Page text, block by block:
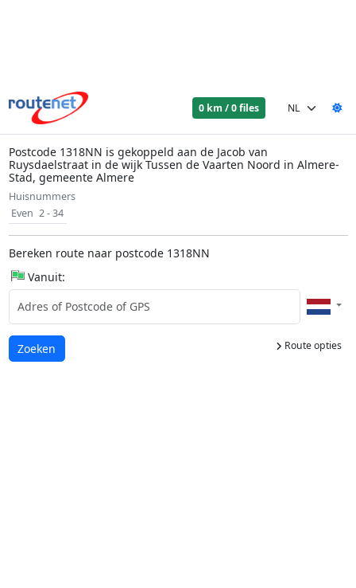
0 km / 0 files
Postcode 1318NN is gekoppeld aan de Jacob van
Ruysdaelstraat in de wijk Tussen de Vaarten Noord in Almere-
Stad, gemeente Almere
Huisnummers
Even 2 - 34
Bereken route naar postcode 1318NN
Vanuit:
Route opties
Laden...
Zoeken